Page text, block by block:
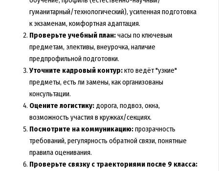
гуманитарный/технологический), усиленная подготовка
к экзаменам, комфортная адаптация.
Проверьте учебный план:часы по ключевым
предметам, элективы, внеурочка, наличие
предпрофильной подготовки.
Уточните кадровый контур:кто ведёт "узкие"
предметы, есть ли замены, как организованы
консультации.
Оцените логистику:дорога, подвоз, окна,
возможность участия в кружках/секциях.
Посмотрите на коммуникацию:прозрачность
требований, регулярность обратной связи, понятные
правила оценивания.
Проверьте связку с траекториями после 9 класса: